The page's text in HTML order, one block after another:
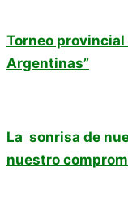
Torneo
Argentinas”
La sonrisa de
nuestro